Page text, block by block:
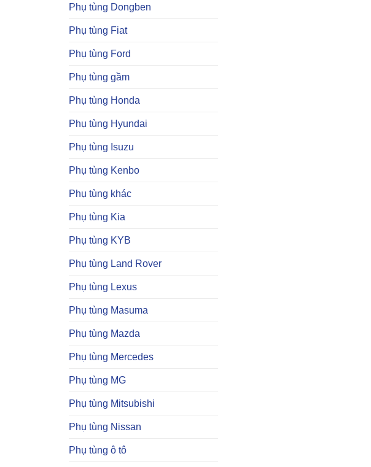
Phụ tùng Dongben
Phụ tùng Fiat
Phụ tùng Ford
Phụ tùng gầm
Phụ tùng Honda
Phụ tùng Hyundai
Phụ tùng Isuzu
Phụ tùng Kenbo
Phụ tùng khác
Phụ tùng Kia
Phụ tùng KYB
Phụ tùng Land Rover
Phụ tùng Lexus
Phụ tùng Masuma
Phụ tùng Mazda
Phụ tùng Mercedes
Phụ tùng MG
Phụ tùng Mitsubishi
Phụ tùng Nissan
Phụ tùng ô tô